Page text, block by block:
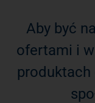
Aby być
ofertami i